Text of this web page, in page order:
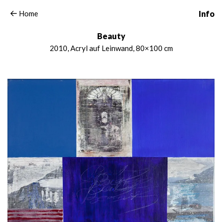
Home Info
Beauty
2010, Acryl auf Leinwand, 80×100 cm